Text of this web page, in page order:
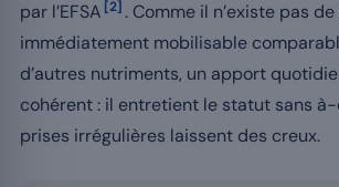
par l’EFSA [2] . Comme il n’existe pas
immédiatement mobilisable
d’autres nutriments, un apport
cohérent : il entretient le statut sans
prises irrégulières laissent des creux.